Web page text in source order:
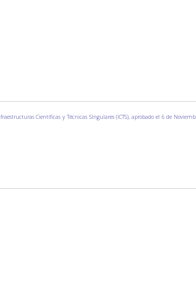
Científicas y Técnicas SIngulares (ICTS), aprobado el 6 de